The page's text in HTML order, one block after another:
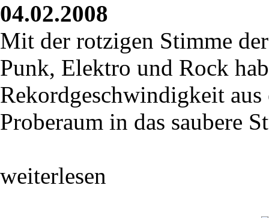
04.02.2008
Mit der rotzigen Stimme
Punk, Elektro und Rock
Rekordgeschwindigkeit
Proberaum in das saubere
weiterlesen